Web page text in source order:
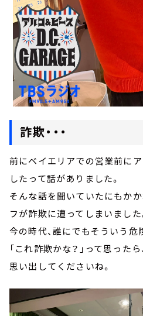
詐欺・・・
前にベイエリアでの営業前に
したって話がありました。
そんな話を聞いていたにもか
フが詐欺に遭ってしまいました
今の時代、誰にでもそういう危
「これ詐欺かな？」って思った
思い出してくださいね。